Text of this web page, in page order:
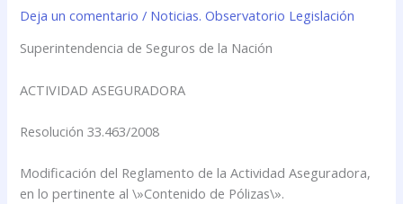
Deja un comentario / Noticias. Observatorio Legislación
Superintendencia de Seguros de la Nación
ACTIVIDAD ASEGURADORA
Resolución 33.463/2008
Modificación del Reglamento de la Actividad Aseguradora,
en lo pertinente al \»Contenido de Pólizas\».